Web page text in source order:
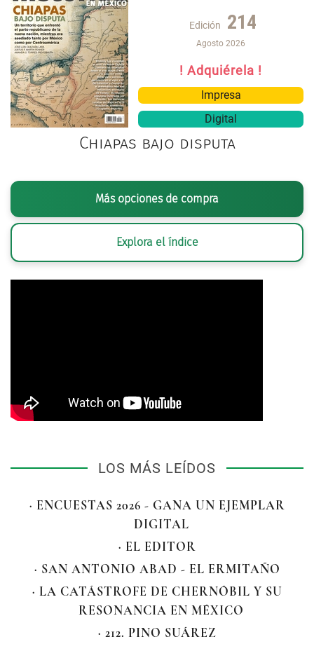
Edición 214
Agosto 2026
! Adquiérela !
Impresa
Digital
Chiapas bajo disputa
Más opciones de compra
Explora el índice
LOS MÁS LEÍDOS
· ENCUESTAS 2026 - GANA UN EJEMPLAR
DIGITAL
· EL EDITOR
· SAN ANTONIO ABAD - EL ERMITAÑO
· LA CATÁSTROFE DE CHERNÓBIL Y SU
RESONANCIA EN MÉXICO
· 212. PINO SUÁREZ